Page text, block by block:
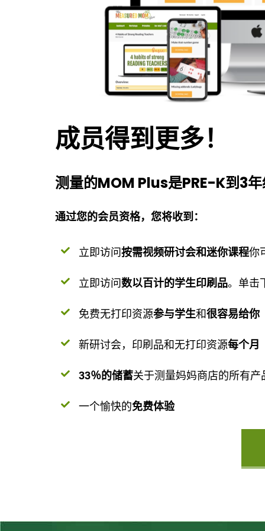
成员得到更多！
测量的MOM Plus是PRE-K到3
通过您的会员资格，您将收到：
立即访问按需视频研讨会和迷你课程你
立即访问数以百计的学生印刷品。单击
免费无打印资源参与学生和很容易给你
新研讨会，印刷品和无打印资源每个月
33％的储蓄关于测量妈妈商店的所有产
一个愉快的免费体验